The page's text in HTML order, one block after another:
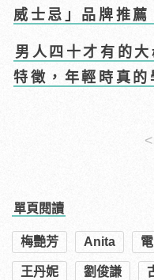
威士忌」品牌推薦
男人四十才有的
特徵，年輕時真的
<
單頁閱讀
梅艷芳 Anita
王丹妮 劉俊謙